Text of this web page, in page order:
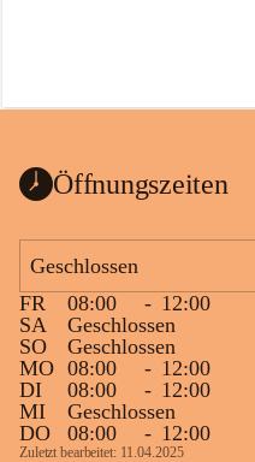
Öffnungszeiten
Geschlossen
FR
08:00 - 12:00
SA
Geschlossen
SO
Geschlossen
MO 08:00 - 12:00
DI
08:00 - 12:00
MI
Geschlossen
DO
08:00 - 12:00
Zuletzt bearbeitet: 11.04.2025